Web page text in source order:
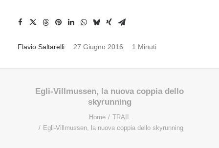
Flavio Saltarelli 27 Giugno 2016 1 Minuti
Egli-Villmussen, la nuova coppia dello
skyrunning
Home
TRAIL
Egli-Villmussen, la nuova coppia dello skyrunning